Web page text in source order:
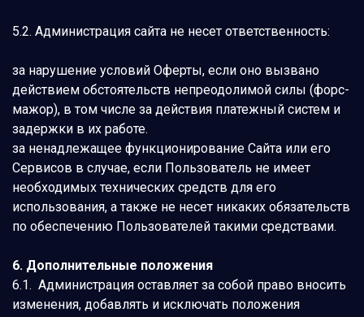
5.2. Администрация сайта не несет ответственность:
за нарушение условий Оферты, если оно вызвано
действием обстоятельств непреодолимой силы (форс-
мажор), в том числе за действия платежный систем и
задержки в их работе.
за ненадлежащее функционирование Сайта или его
Сервисов в случае, если Пользователь не имеет
необходимых технических средств для его
использования, а также не несет никаких обязательств
по обеспечению Пользователей такими средствами.
6. Дополнительные положения
6.1. Администрация оставляет за собой право вносить
изменения, добавлять и исключать положения